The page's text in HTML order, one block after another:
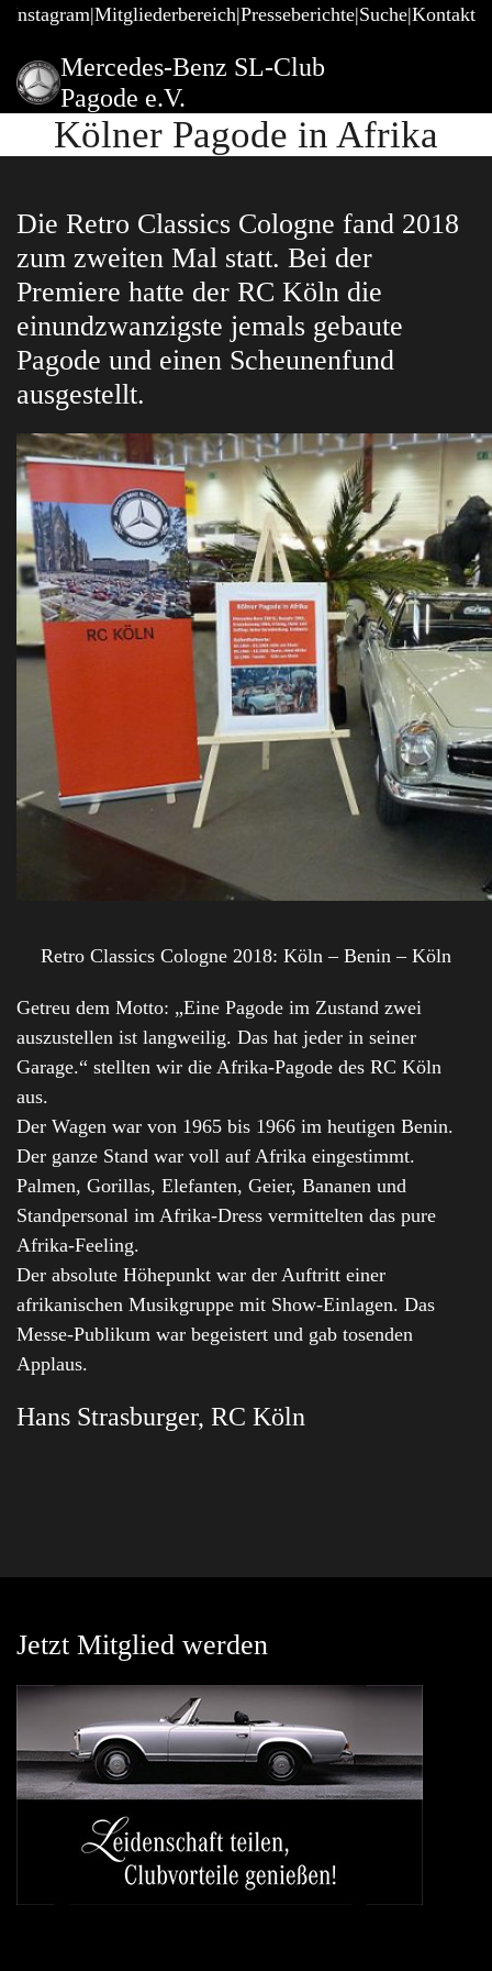
Mitgliederbereich Presseberichte Suche Kontakt
Mercedes-Benz SL-Club
Pagode e.V.
Kölner Pagode in Afrika
Die Retro Classics Cologne fand 2018
zum zweiten Mal statt. Bei der
Premiere hatte der RC Köln die
einundzwanzigste jemals gebaute
Pagode und einen Scheunenfund
ausgestellt.
Retro Classics Cologne 2018: Köln – Benin – Köln
Getreu dem Motto: „Eine Pagode im Zustand zwei
auszustellen ist langweilig. Das hat jeder in seiner
Garage.“ stellten wir die Afrika-Pagode des RC Köln
aus.
Der Wagen war von 1965 bis 1966 im heutigen Benin.
Der ganze Stand war voll auf Afrika eingestimmt.
Palmen, Gorillas, Elefanten, Geier, Bananen und
Standpersonal im Afrika-Dress vermittelten das pure
Afrika-Feeling.
Der absolute Höhepunkt war der Auftritt einer
afrikanischen Musikgruppe mit Show-Einlagen. Das
Messe-Publikum war begeistert und gab tosenden
Applaus.
Hans Strasburger, RC Köln
Jetzt Mitglied werden